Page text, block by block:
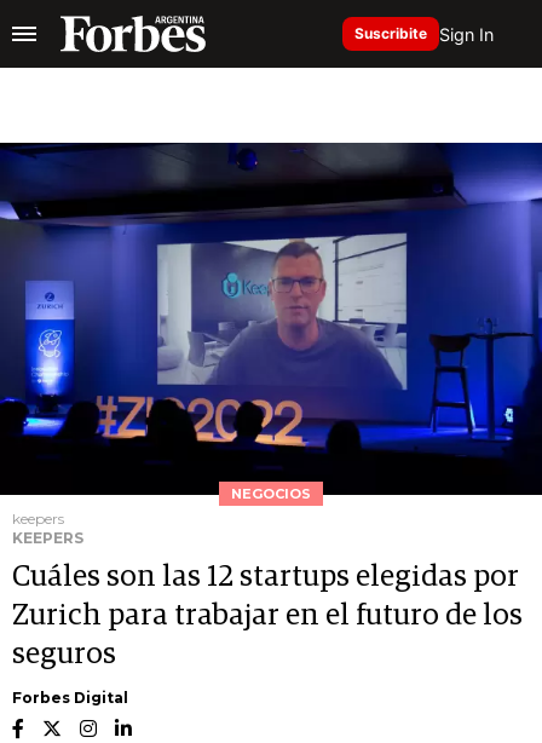
Suscribite Sign In
NEGOCIOS
keepers
KEEPERS
Cuáles son las 12 startups elegidas por
Zurich para trabajar en el futuro de los
seguros
Forbes Digital